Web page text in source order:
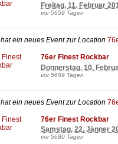
Freitag, 11. Februar
vor 5659 Tagen
hat ein neues Event zur Location
76er Finest Rockbar
Donnerstag, 10.
vor 5659 Tagen
hat ein neues Event zur Location
76er Finest Rockbar
Samstag, 22. Jänner
vor 5680 Tagen